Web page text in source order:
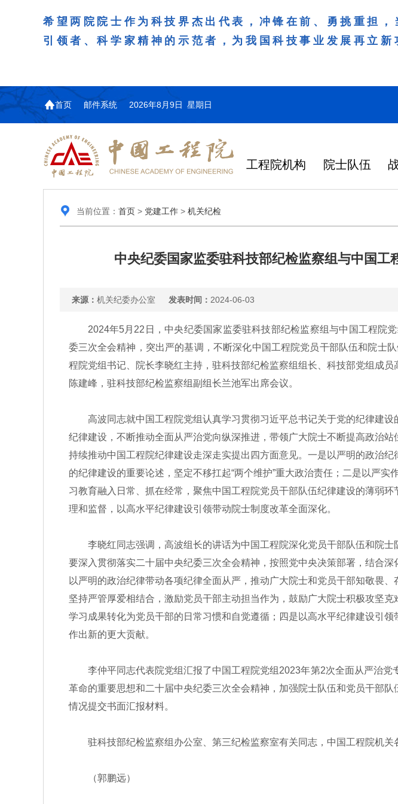
希望两院院士作为科技界杰出代表，冲锋在前、勇挑重担
引领者、科学家精神的示范者，为我国科技事业发展再立新
首页 邮件系统 2026年8月9日 星期日
工程院机构 院士队伍
当前位置： 首页> 党建工作> 机关纪检
中央纪委国家监委驻科技部纪检监察组与中国
来源： 机关纪委办公室 发表时间： 2024-06-03
2024年5月22日，中央纪委国家监委驻科技部纪检监察组与中国工程院党
委三次全会精神，突出严的基调，不断深化中国工程院党员干部队伍和院士
程院党组书记、院长李晓红主持，驻科技部纪检监察组组长、科技部党组成
陈建峰，驻科技部纪检监察组副组长兰池军出席会议。
高波同志就中国工程院党组认真学习贯彻习近平总书记关于党的纪律建设
纪律建设，不断推动全面从严治党向纵深推进，带领广大院士不断提高政治
持续推动中国工程院纪律建设走深走实提出四方面意见。一是以严明的政治
的纪律建设的重要论述，坚定不移扛起“两个维护”重大政治责任；二是以严实
习教育融入日常、抓在经常，聚焦中国工程院党员干部队伍纪律建设的薄弱
理和监督，以高水平纪律建设引领带动院士制度改革全面深化。
李晓红同志强调，高波组长的讲话为中国工程院深化党员干部队伍和院士
要深入贯彻落实二十届中央纪委三次全会精神，按照党中央决策部署，结合
以严明的政治纪律带动各项纪律全面从严，推动广大院士和党员干部知敬畏
坚持严管厚爱相结合，激励党员干部主动担当作为，鼓励广大院士积极攻坚
学习成果转化为党员干部的日常习惯和自觉遵循；四是以高水平纪律建设引
作出新的更大贡献。
李仲平同志代表院党组汇报了中国工程院党组2023年第2次全面从严治党
革命的重要思想和二十届中央纪委三次全会精神，加强院士队伍和党员干部
情况提交书面汇报材料。
驻科技部纪检监察组办公室、第三纪检监察室有关同志，中国工程院机关
（郭鹏远）